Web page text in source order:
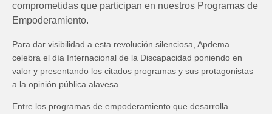
comprometidas que participan en nuestros Programas de
Empoderamiento.
Para dar visibilidad a esta revolución silenciosa, Apdema
celebra el día Internacional de la Discapacidad poniendo en
valor y presentando los citados programas y sus protagonistas
a la opinión pública alavesa.
Entre los programas de empoderamiento que desarrolla